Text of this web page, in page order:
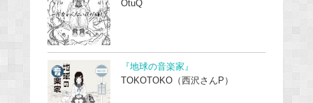
OtuQ
『地球の音楽家』
TOKOTOKO（西沢さんP）